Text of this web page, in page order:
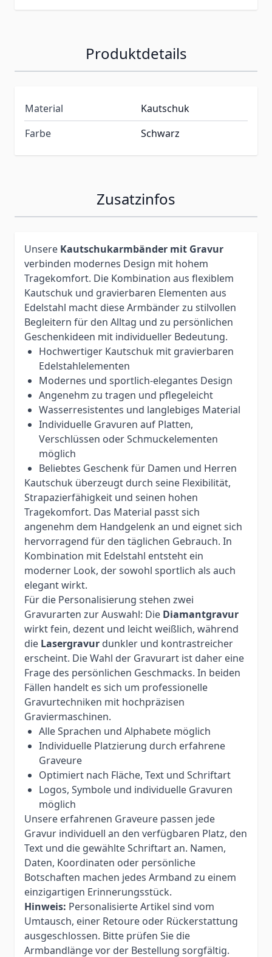
Produktdetails
Material
Kautschuk
Farbe
Schwarz
Zusatzinfos
Unsere Kautschukarmbänder mit Gravur
verbinden modernes Design mit hohem
Tragekomfort. Die Kombination aus flexiblem
Kautschuk und gravierbaren Elementen aus
Edelstahl macht diese Armbänder zu stilvollen
Begleitern für den Alltag und zu persönlichen
Geschenkideen mit individueller Bedeutung.
Hochwertiger Kautschuk mit gravierbaren
Edelstahlelementen
Modernes und sportlich-elegantes Design
Angenehm zu tragen und pflegeleicht
Wasserresistentes und langlebiges Material
Individuelle Gravuren auf Platten,
Verschlüssen oder Schmuckelementen
möglich
Beliebtes Geschenk für Damen und Herren
Kautschuk überzeugt durch seine Flexibilität,
Strapazierfähigkeit und seinen hohen
Tragekomfort. Das Material passt sich
angenehm dem Handgelenk an und eignet sich
hervorragend für den täglichen Gebrauch. In
Kombination mit Edelstahl entsteht ein
moderner Look, der sowohl sportlich als auch
elegant wirkt.
Für die Personalisierung stehen zwei
Gravurarten zur Auswahl: Die Diamantgravur
wirkt fein, dezent und leicht weißlich, während
die Lasergravur dunkler und kontrastreicher
erscheint. Die Wahl der Gravurart ist daher eine
Frage des persönlichen Geschmacks. In beiden
Fällen handelt es sich um professionelle
Gravurtechniken mit hochpräzisen
Graviermaschinen.
Alle Sprachen und Alphabete möglich
Individuelle Platzierung durch erfahrene
Graveure
Optimiert nach Fläche, Text und Schriftart
Logos, Symbole und individuelle Gravuren
möglich
Unsere erfahrenen Graveure passen jede
Gravur individuell an den verfügbaren Platz, den
Text und die gewählte Schriftart an. Namen,
Daten, Koordinaten oder persönliche
Botschaften machen jedes Armband zu einem
einzigartigen Erinnerungsstück.
Hinweis: Personalisierte Artikel sind vom
Umtausch, einer Retoure oder Rückerstattung
ausgeschlossen. Bitte prüfen Sie die
Armbandlänge vor der Bestellung sorgfältig.